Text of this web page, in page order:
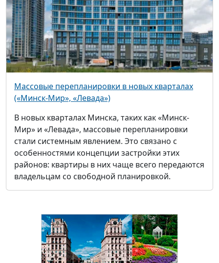
Массовые перепланировки в новых кварталах
(«Минск-Мир», «Левада»)
В новых кварталах Минска, таких как «Минск-
Мир» и «Левада», массовые перепланировки
стали системным явлением. Это связано с
особенностями концепции застройки этих
районов: квартиры в них чаще всего передаются
владельцам со свободной планировкой.